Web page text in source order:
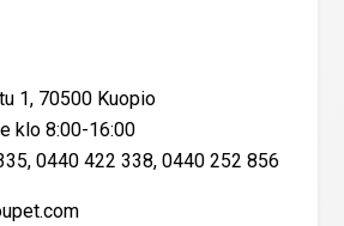
1, 70500 Kuopio
klo 8:00-16:00
0440 422 338, 0440 252 856